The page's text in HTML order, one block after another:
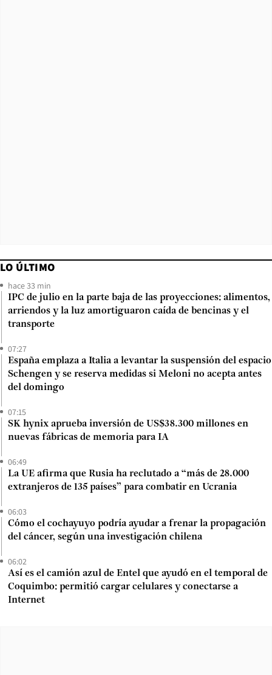
LO ÚLTIMO
hace 33 min
IPC de julio en la parte baja de las proyecciones: alimentos,
arriendos y la luz amortiguaron caída de bencinas y el
transporte
07:27
España emplaza a Italia a levantar la suspensión del espacio
Schengen y se reserva medidas si Meloni no acepta antes
del domingo
07:15
SK hynix aprueba inversión de US$38.300 millones en
nuevas fábricas de memoria para IA
06:49
La UE afirma que Rusia ha reclutado a “más de 28.000
extranjeros de 135 países” para combatir en Ucrania
06:03
Cómo el cochayuyo podría ayudar a frenar la propagación
del cáncer, según una investigación chilena
06:02
Así es el camión azul de Entel que ayudó en el temporal de
Coquimbo: permitió cargar celulares y conectarse a
Internet